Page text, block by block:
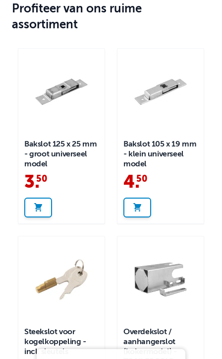
Profiteer van ons ruime
assortiment
Bakslot 125 x 25 mm
- groot universeel
model
3.
50
Bakslot 105 x 19 mm
- klein universeel
model
4.
50
Steekslot voor
kogelkoppeling -
incl. sleutels
Overdekslot /
aanhangerslot
(kokermodel) -